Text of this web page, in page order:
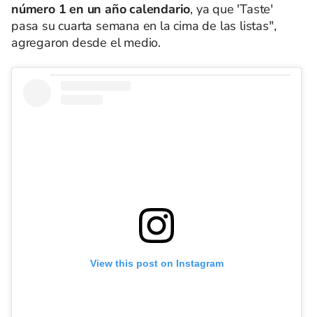
número 1 en un año calendario, ya que 'Taste'
pasa su cuarta semana en la cima de las listas",
agregaron desde el medio.
View this post on Instagram